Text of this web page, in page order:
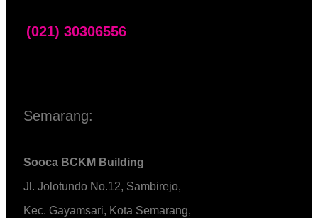
(021) 30306556
Semarang:
Sooca BCKM Building
Jl. Jolotundo No.12, Sambirejo,
Kec. Gayamsari, Kota Semarang,